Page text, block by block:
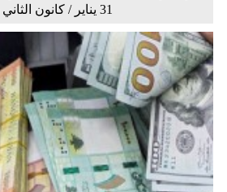
31 يناير / كانون الثاني 2026